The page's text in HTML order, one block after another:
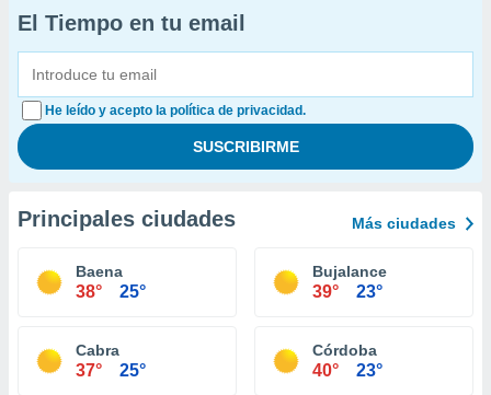
El Tiempo en tu email
He leído y acepto la política de privacidad.
Principales ciudades Más ciudades
Baena
38° 25°
Bujalance
39° 23°
Cabra
37° 25°
Córdoba
40° 23°